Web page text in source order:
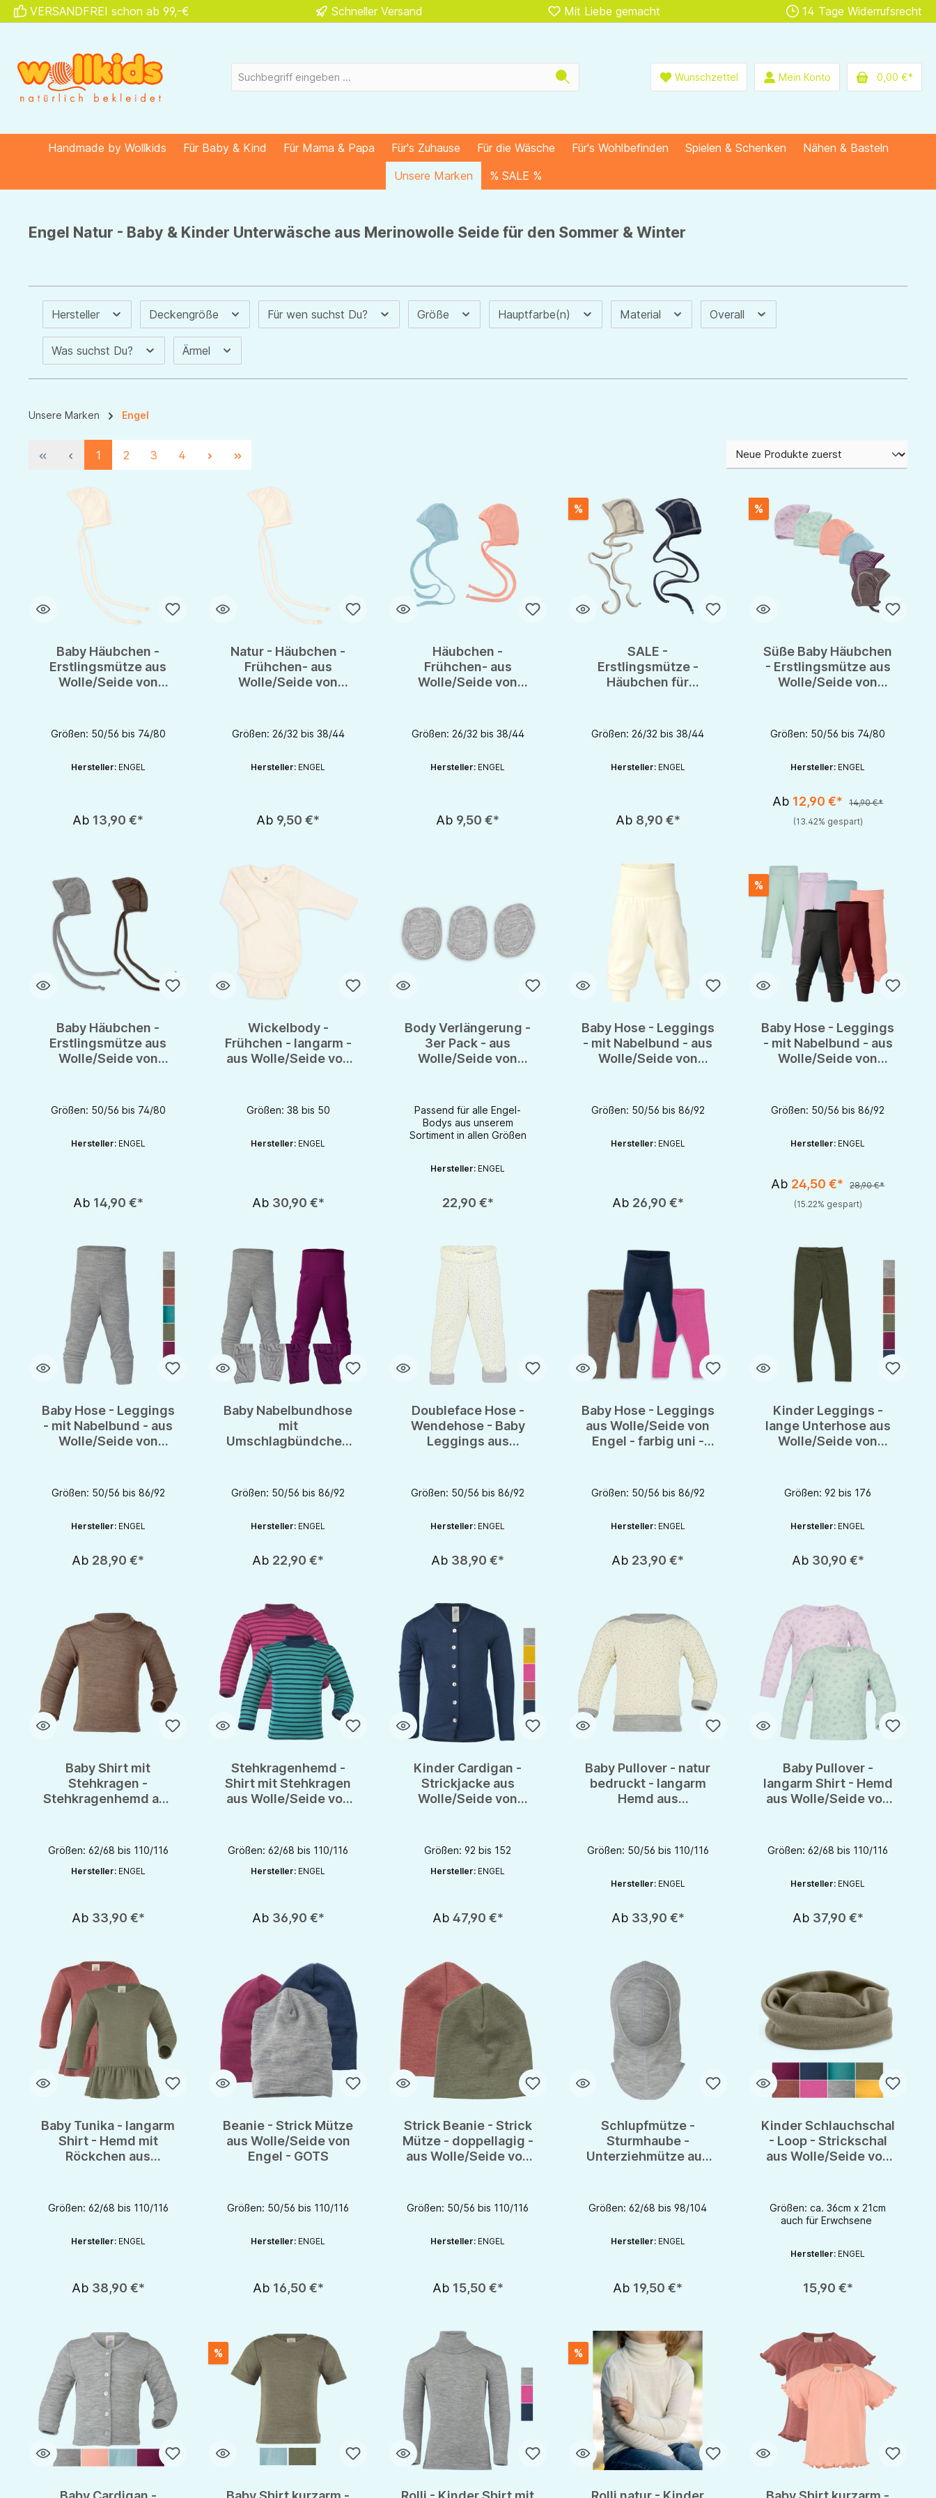
Zur Hauptnavigation springen
VERSANDFREI schon ab 99,-€ Schneller Versand Mit Liebe gemacht 14 Tage Widerrufsrecht
Wunschzettel Mein Konto 0,00 €*
Handmade by Wollkids Für Baby & Kind Für Mama & Papa Für's Zuhause Für die Wäsche Für's Wohlbefinden Spielen & Schenken
Nähen & Basteln
Unsere Marken
% SALE %
Engel Natur - Baby & Kinder Unterwäsche aus Merinowolle Seide für den Sommer & Winter
Hersteller Deckengröße Für wen suchst Du? Größe Hauptfarbe(n) Material Overall
Was suchst Du? Ärmel
Unsere Marken Engel
1 2 3 4
Baby Häubchen -
Erstlingsmütze aus
Wolle/Seide von
Größen: 50/56 bis 74/80
Hersteller: ENGEL
Ab 13,90 €*
Natur - Häubchen -
Frühchen- aus
Wolle/Seide von
Größen: 26/32 bis 38/44
Hersteller: ENGEL
Ab 9,50 €*
Häubchen -
Frühchen- aus
Wolle/Seide von
Größen: 26/32 bis 38/44
Hersteller: ENGEL
Ab 9,50 €*
%
SALE -
Erstlingsmütze -
Häubchen für
natur
Größen: 26/32 bis 38/44
Hersteller: ENGEL
Ab 8,90 €*
%
Süße Baby Häubchen
- Erstlingsmütze aus
Wolle/Seide von
Größen: 50/56 bis 74/80
Hersteller: ENGEL
Ab 12,90 €*
14,90 €*
(13.42% gespart)
Baby Häubchen -
Erstlingsmütze aus
Wolle/Seide von
Größen: 50/56 bis 74/80
Hersteller: ENGEL
Ab 14,90 €*
Wickelbody -
Frühchen - langarm -
aus Wolle/Seide von
Größen: 38 bis 50
Hersteller: ENGEL
Ab 30,90 €*
Body Verlängerung -
3er Pack - aus
Wolle/Seide von
Passend für alle Engel-
Bodys aus unserem
Sortiment in allen Größen
Hersteller: ENGEL
22,90 €*
Produkt Anzahl: Gib den gewünschten Wert ein oder benutze die Schaltflächen um die Anzahl zu erhöhen oder zu reduzieren.
Baby Hose - Leggings
- mit Nabelbund - aus
Wolle/Seide von
Größen: 50/56 bis 86/92
Hersteller: ENGEL
Ab 26,90 €*
%
Baby Hose - Leggings
- mit Nabelbund - aus
Wolle/Seide von
Größen: 50/56 bis 86/92
Hersteller: ENGEL
Ab 24,50 €*
28,90 €*
(15.22% gespart)
Baby Hose - Leggings
- mit Nabelbund - aus
Wolle/Seide von
Größen: 50/56 bis 86/92
Hersteller: ENGEL
Ab 28,90 €*
Baby Nabelbundhose
mit
Umschlagbündchen
Größen: 50/56 bis 86/92
Hersteller: ENGEL
Ab 22,90 €*
Doubleface Hose -
Wendehose - Baby
Leggings aus
GOTS
Größen: 50/56 bis 86/92
Hersteller: ENGEL
Ab 38,90 €*
Baby Hose - Leggings
aus Wolle/Seide von
Engel - farbig uni -
Größen: 50/56 bis 86/92
Hersteller: ENGEL
Ab 23,90 €*
Kinder Leggings -
lange Unterhose aus
Wolle/Seide von
Größen: 92 bis 176
Hersteller: ENGEL
Ab 30,90 €*
Baby Shirt mit
Stehkragen -
Stehkragenhemd aus
Größen: 62/68 bis 110/116
Hersteller: ENGEL
Ab 33,90 €*
Stehkragenhemd -
Shirt mit Stehkragen
aus Wolle/Seide von
Größen: 62/68 bis 110/116
Hersteller: ENGEL
Ab 36,90 €*
Kinder Cardigan -
Strickjacke aus
Wolle/Seide von
Größen: 92 bis 152
Hersteller: ENGEL
Ab 47,90 €*
Baby Pullover - natur
bedruckt - langarm
Hemd aus
Größen: 50/56 bis 110/116
Hersteller: ENGEL
Ab 33,90 €*
Baby Pullover -
langarm Shirt - Hemd
aus Wolle/Seide von
Größen: 62/68 bis 110/116
Hersteller: ENGEL
Ab 37,90 €*
Baby Tunika - langarm
Shirt - Hemd mit
Röckchen aus
Größen: 62/68 bis 110/116
Hersteller: ENGEL
Ab 38,90 €*
Beanie - Strick Mütze
aus Wolle/Seide von
Engel - GOTS
Größen: 50/56 bis 110/116
Hersteller: ENGEL
Ab 16,50 €*
Strick Beanie - Strick
Mütze - doppellagig -
aus Wolle/Seide von
Größen: 50/56 bis 110/116
Hersteller: ENGEL
Ab 15,50 €*
Schlupfmütze -
Sturmhaube -
Unterziehmütze aus
Größen: 62/68 bis 98/104
Hersteller: ENGEL
Ab 19,50 €*
Kinder Schlauchschal
- Loop - Strickschal
aus Wolle/Seide von
Größen: ca. 36cm x 21cm
auch für Erwchsene
Hersteller: ENGEL
15,90 €*
% %